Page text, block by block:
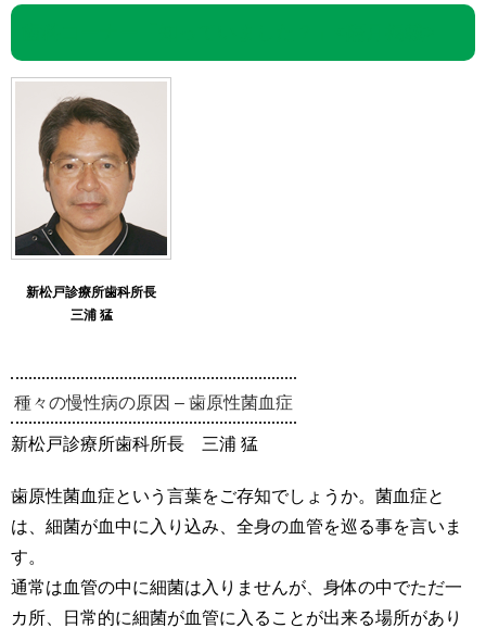
新松戸診療所歯科所長
三浦 猛
種々の慢性病の原因 – 歯原性菌血症
新松戸診療所歯科所長 三浦 猛
歯原性菌血症という言葉をご存知でしょうか。菌血症と
は、細菌が血中に入り込み、全身の血管を巡る事を言いま
す。
通常は血管の中に細菌は入りませんが、身体の中でただ一
カ所、日常的に細菌が血管に入ることが出来る場所があり